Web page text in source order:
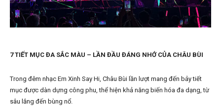
7 TIẾT MỤC ĐA SẮC MÀU – LẦN ĐẦU ĐÁNG NHỚ CỦA CHÂU BÙI
Trong đêm nhạc Em Xinh Say Hi, Châu Bùi lần lượt mang đến bảy tiết
mục được dàn dựng công phu, thể hiện khả năng biến hóa đa dạng, từ
sâu lắng đến bùng nổ.